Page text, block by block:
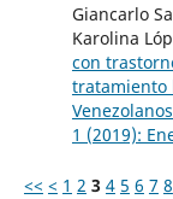
Giancarlo
Karolina
con
tratamiento
1 (2019):
<< < 1 2 3 4 5 6 7 8